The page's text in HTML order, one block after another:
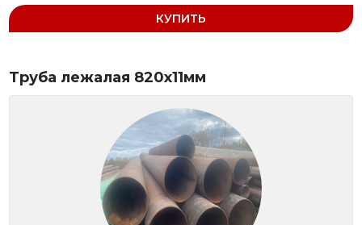
КУПИТЬ
Труба лежалая 820x11мм